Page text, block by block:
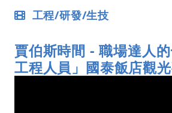
工程/研發/生技
賈伯斯時間 - 職場達人
工程人員」國泰飯店觀